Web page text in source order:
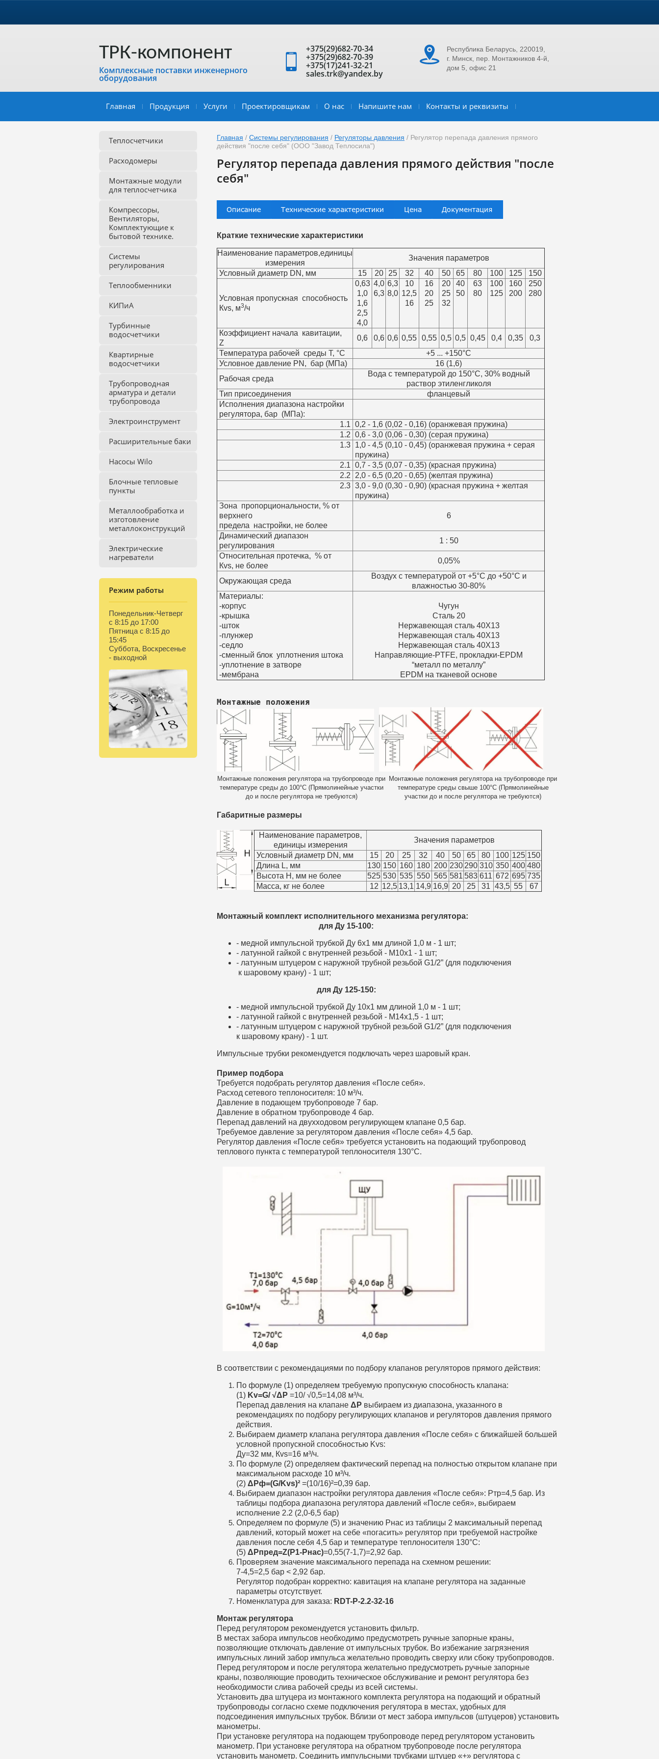
ТРК-компонент
Комплексные поставки инженерного
оборудования
+375(29)682-70-34
+375(29)682-70-39
+375(17)241-32-21
sales.trk@yandex.by
Республика Беларусь, 220019,
г. Минск, пер. Монтажников 4-й,
дом 5, офис 21
Главная Продукция Услуги Проектировщикам О нас Напишите нам Контакты и реквизиты
Теплосчетчики
Расходомеры
Монтажные модули
для теплосчетчика
Компрессоры,
Вентиляторы,
Комплектующие к
бытовой технике.
Системы
регулирования
Теплообменники
КИПиА
Турбинные
водосчетчики
Квартирные
водосчетчики
Трубопроводная
арматура и детали
трубопровода
Электроинструмент
Расширительные баки
Насосы Wilo
Блочные тепловые
пункты
Металлообработка и
изготовление
металлоконструкций
Электрические
нагреватели
Режим работы
Понедельник-Четверг
с 8:15 до 17:00
Пятница с 8:15 до
15:45
Суббота, Воскресенье
- выходной
Главная / Системы регулирования / Регуляторы давления / Регулятор перепада давления прямого
действия "после себя" (ООО "Завод Теплосила")
Регулятор перепада давления прямого действия "после
себя"
Краткие технические характеристики
Наименование параметров,единицы
измерения
Значения параметров
Условный диаметр DN, мм
15 20 25 32 40 50 65 80 100 125 150
Условная пропускная способность
Кvs, м3/ч
0,63
1,0
1,6
2,5
4,0
4,0
6,3
6,3
8,0
10
12,5
16
16
20
25
20
25
32
40
50
63
80
100
125
160
200
250
280
Коэффициент начала кавитации,
Z
0,6 0,6 0,6 0,55 0,55 0,5 0,5 0,45 0,4 0,35
0,3
Температура рабочей среды Т, °С
+5 ... +150°С
Условное давление РN, бар (МПа)
16 (1,6)
Рабочая среда
Вода с температурой до 150°С, 30% водный
раствор этиленгликоля
Тип присоединения
фланцевый
Исполнения диапазона настройки
регулятора, бар (МПа):
1.1 0,2 - 1,6 (0,02 - 0,16) (оранжевая пружина)
1.2 0,6 - 3,0 (0,06 - 0,30) (серая пружина)
1.3 1,0 - 4,5 (0,10 - 0,45) (оранжевая пружина + серая
пружина)
2.1 0,7 - 3,5 (0,07 - 0,35) (красная пружина)
2.2
2,0 - 6,5 (0,20 - 0,65) (желтая пружина)
2.3 3,0 - 9,0 (0,30 - 0,90) (красная пружина + желтая
пружина)
Зона пропорциональности, % от
верхнего
предела настройки, не более
6
Динамический диапазон
регулирования
1 : 50
Относительная протечка, % от
Кvs, не более
0,05%
Окружающая среда
Воздух с температурой от +5°С до +50°С и
влажностью 30-80%
Материалы:
-корпус
-крышка
-шток
-плунжер
-седло
-сменный блок уплотнения штока
-уплотнение в затворе
-мембрана
Чугун
Сталь 20
Нержавеющая сталь 40Х13
Нержавеющая сталь 40Х13
Нержавеющая сталь 40Х13
Направляющие-PTFE, прокладки-EPDM
“металл по металлу”
EPDM на тканевой основе
Монтажные положения
Монтажные положения регулятора на трубопроводе при
температуре среды до 100°С (Прямолинейные участки
до и после регулятора не требуются)
Монтажные положения регулятора на трубопроводе при
температуре среды свыше 100°С (Прямолинейные
участки до и после регулятора не требуются)
Габаритные размеры
Наименование параметров,
единицы измерения
Значения параметров
Условный диаметр DN, мм
15 20 25 32 40 50 65 80 100 125 150
Длина L, мм
130 150 160 180 200 230 290 310 350 400 480
Высота H, мм не более
525 530 535 550 565 581 583 611 672 695 735
Масса, кг не более
12 12,5 13,1 14,9 16,9 20 25 31 43,5 55 67
Монтажный комплект исполнительного механизма регулятора:
для Ду 15-100:
- медной импульсной трубкой Ду 6х1 мм длиной 1,0 м - 1 шт;
- латунной гайкой с внутренней резьбой - М10х1 - 1 шт;
- латунным штуцером с наружной трубной резьбой G1/2” (для подключения
к шаровому крану) - 1 шт;
для Ду 125-150:
- медной импульсной трубкой Ду 10х1 мм длиной 1,0 м - 1 шт;
- латунной гайкой с внутренней резьбой - М14х1,5 - 1 шт;
- латунным штуцером с наружной трубной резьбой G1/2” (для подключения
к шаровому крану) - 1 шт.
Импульсные трубки рекомендуется подключать через шаровый кран.
Пример подбора
Требуется подобрать регулятор давления «После себя».
Расход сетевого теплоносителя: 10 м³/ч.
Давление в подающем трубопроводе 7 бар.
Давление в обратном трубопроводе 4 бар.
Перепад давлений на двухходовом регулирующем клапане 0,5 бар.
Требуемое давление за регулятором давления «После себя» 4,5 бар.
Регулятор давления «После себя» требуется установить на подающий трубопровод
теплового пункта с температурой теплоносителя 130°С.
В соответствии с рекомендациями по подбору клапанов регуляторов прямого действия:
По формуле (1) определяем требуемую пропускную способность клапана:
(1) Kv=G/ √ΔP =10/ √0,5=14,08 м³/ч.
Перепад давления на клапане ΔP выбираем из диапазона, указанного в
рекомендациях по подбору регулирующих клапанов и регуляторов давления прямого
действия.
Выбираем диаметр клапана регулятора давления «После себя» с ближайшей большей
условной пропускной способностью Kvs:
Ду=32 мм, Кvs=16 м³/ч.
По формуле (2) определяем фактический перепад на полностью открытом клапане при
максимальном расходе 10 м³/ч.
(2) ΔPф=(G/Kvs)² =(10/16)²=0,39 бар.
Выбираем диапазон настройки регулятора давления «После себя»: Ртр=4,5 бар. Из
таблицы подбора диапазона регулятора давлений «После себя», выбираем
исполнение 2.2 (2,0-6,5 бар)
Определяем по формуле (5) и значению Рнас из таблицы 2 максимальный перепад
давлений, который может на себе «погасить» регулятор при требуемой настройке
давления после себя 4,5 бар и температуре теплоносителя 130°С:
(5) ΔPпред=Z(P1-Pнас)=0,55(7-1,7)=2,92 бар.
Проверяем значение максимального перепада на схемном решении:
7-4,5=2,5 бар < 2,92 бар.
Регулятор подобран корректно: кавитация на клапане регулятора на заданные
параметры отсутствует.
Номенклатура для заказа: RDT-Р-2.2-32-16
Монтаж регулятора
Перед регулятором рекомендуется установить фильтр.
В местах забора импульсов необходимо предусмотреть ручные запорные краны,
позволяющие отключать давление от импульсных трубок. Во избежание загрязнения
импульсных линий забор импульса желательно проводить сверху или сбоку трубопроводов.
Перед регулятором и после регулятора желательно предусмотреть ручные запорные
краны, позволяющие проводить техническое обслуживание и ремонт регулятора без
необходимости слива рабочей среды из всей системы.
Установить два штуцера из монтажного комплекта регулятора на подающий и обратный
трубопроводы согласно схеме подключения регулятора в местах, удобных для
подсоединения импульсных трубок. Вблизи от мест забора импульсов (штуцеров) установить
манометры.
При установке регулятора на подающем трубопроводе перед регулятором установить
манометр. При установке регулятора на обратном трубопроводе после регулятора
установить манометр. Соединить импульсными трубками штуцер «+» регулятора с